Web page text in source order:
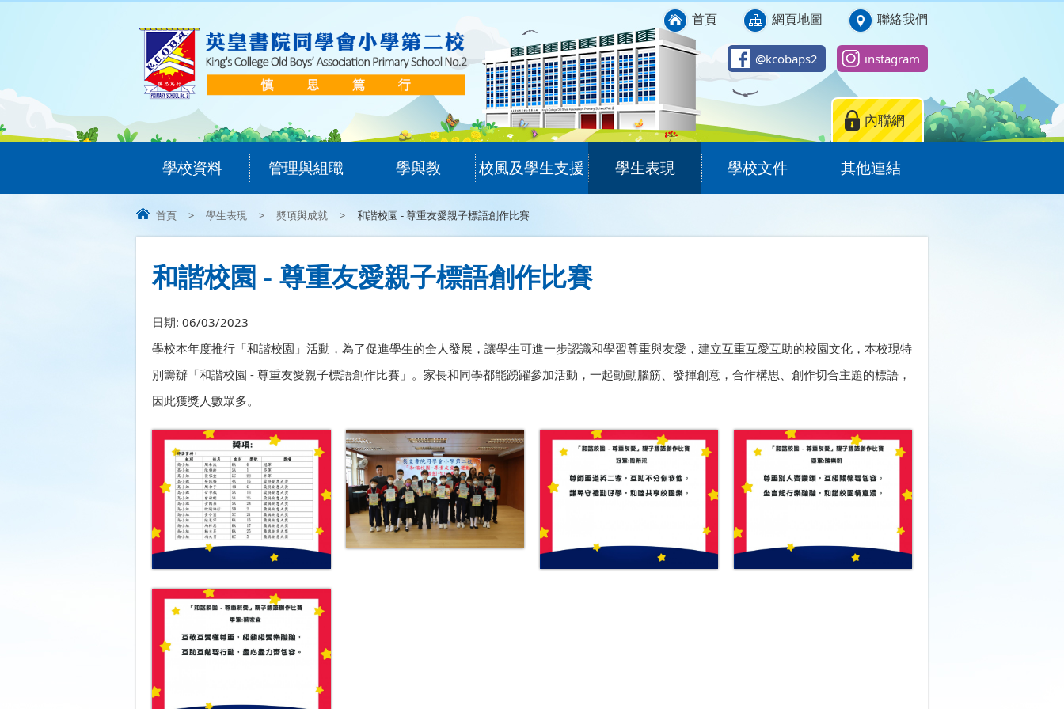
首頁 網頁地圖 聯絡我們
@kcobaps2 instagram
內聯網
學校資料 管理與組職 學與教 校風及學生支援 學生表現 學校文件 其他連結
首頁 > 學生表現 > 奬項與成就 > 和諧校園 - 尊重友愛親子標語創作比賽
和諧校園 - 尊重友愛親子標語創作比賽
日期: 06/03/2023
學校本年度推行「和諧校園」活動，為了促進學生的全人發展，讓學生可進一步認識和學習尊重與友愛，建立互重互愛互助的校園文化，本校現特
別籌辦「和諧校園 - 尊重友愛親子標語創作比賽」。家長和同學都能踴躍參加活動，一起動動腦筋、發揮創意，合作構思、創作切合主題的標語，
因此獲獎人數眾多。